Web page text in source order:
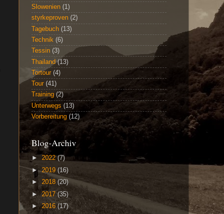
Slowenien (1)
styrkeproven (2)
Tagebuch (13)
Technik (6)
Tessin (3)
Thailand (13)
Tortour (4)
Tour (41)
Training (2)
Unterwegs (13)
Vorbereitung (12)
Blog-Archiv
► 2022 (7)
►2019 (16)
► 2018 (20)
►2017(35)
►2016(17)